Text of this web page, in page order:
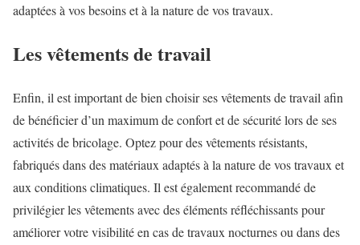
adaptées à vos besoins et à la nature de vos travaux.
Les vêtements de travail
Enfin, il est important de bien choisir ses vêtements de travail afin
de bénéficier d’un maximum de confort et de sécurité lors de ses
activités de bricolage. Optez pour des vêtements résistants,
fabriqués dans des matériaux adaptés à la nature de vos travaux et
aux conditions climatiques. Il est également recommandé de
privilégier les vêtements avec des éléments réfléchissants pour
améliorer votre visibilité en cas de travaux nocturnes ou dans des